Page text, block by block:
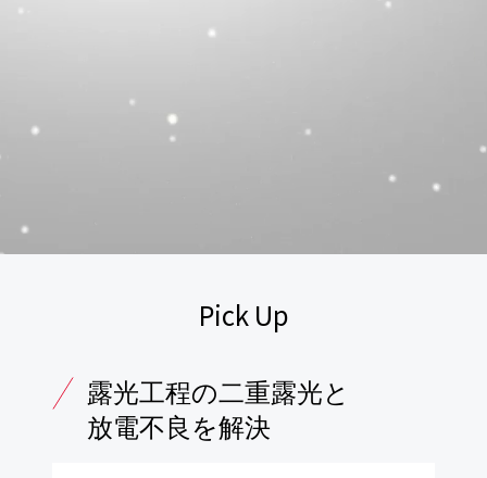
Pick Up
露光工程の二重露光と
放電不良を解決